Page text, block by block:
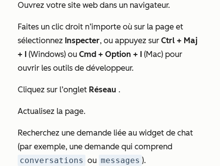
Ouvrez votre site web dans un navigateur.
Faites un clic droit n’importe où sur la page et
sélectionnez Inspecter, ou appuyez sur Ctrl + Maj
+ I
(Windows) ou Cmd + Option + I
(Mac) pour
ouvrir les outils de développeur.
Cliquez sur l’onglet Réseau .
Actualisez la page.
Recherchez une demande liée au widget de chat
(par exemple, une demande qui comprend
conversations ou messages ).